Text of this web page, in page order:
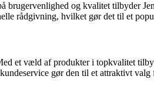
og kvalitet tilbyder
rådgivning, hvilket gør det til et
et væld af produkter i topkvalitet
gør den til et attraktivt